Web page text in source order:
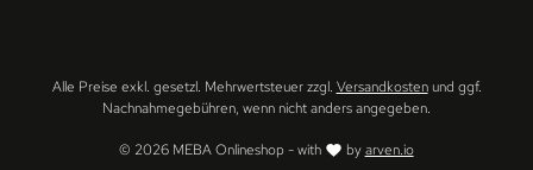
© 2026 MEBA Onlineshop - with byarven.io
Alle Preise exkl. gesetzl. Mehrwertsteuer zzgl. Versandkostenund ggf.
Nachnahmegebühren, wenn nicht anders angegeben.